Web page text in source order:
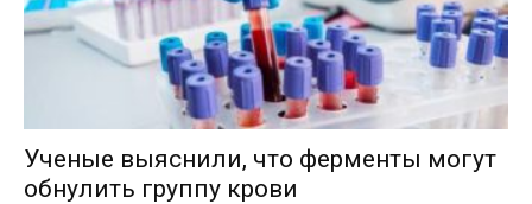
Ученые выяснили, что ферменты могут
обнулить группу крови